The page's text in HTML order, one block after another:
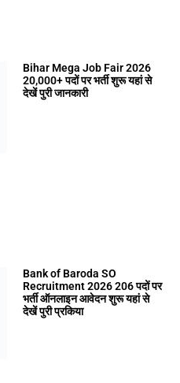
Bihar Mega Job Fair 2026
20,000+ पदों पर भर्ती शुरू यहां से
देखें पुरी जानकारी
Bank of Baroda SO
Recruitment 2026 206 पदों पर
भर्ती ऑनलाइन आवेदन शुरू यहां से
देखें पुरी प्रकिया